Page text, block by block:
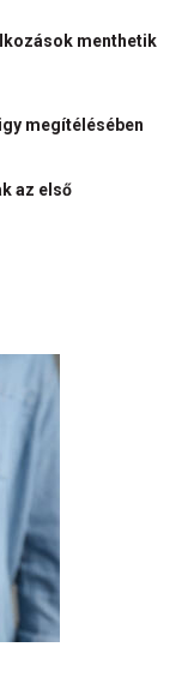
menthetik
megítélésében
az első